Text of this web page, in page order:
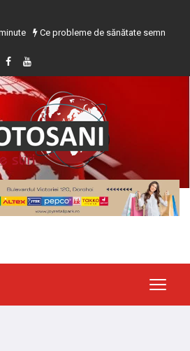
Ce probleme de sănătate semnalează